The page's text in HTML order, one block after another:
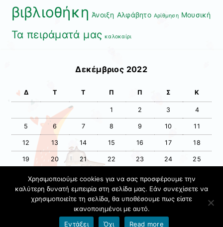
βιβλιοθήκη Άνοιξη Αλφάβητο Αρίθμηση Μουσική
Τα πειράματά μας καλοκαίρι
Δεκέμβριος 2022
Δ Τ Τ Π Π Σ Κ
1 2 3 4
5 6 7 8 9 10 11
12 13 14 15 16 17 18
19 20 21 22 23 24 25
26 27 28 29 30 31
« Ιούν Ιαν »
Όροι χρήσης blogs.sch.gr| Δήλωση προσβασιμότητας
Χρησιμοποιούμε cookies για να σας προσφέρουμε την
καλύτερη δυνατή εμπειρία στη σελίδα μας. Εάν συνεχίσετε να
χρησιμοποιείτε τη σελίδα, θα υποθέσουμε πως είστε
ικανοποιημένοι με αυτό.
Εντάξει
Όχι Read more